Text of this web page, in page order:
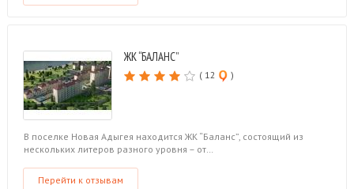
ЖК “БАЛАНС”
( 12 )
В поселке Новая Адыгея находится ЖК “Баланс”, состоящий из
нескольких литеров разного уровня – от…
Перейти к отзывам